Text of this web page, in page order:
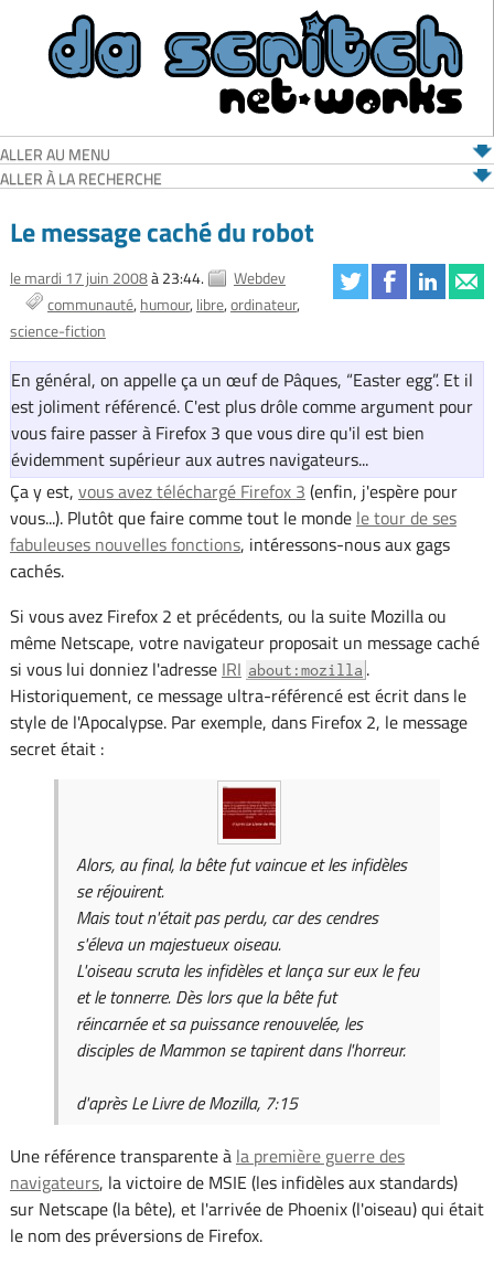
ALLER AU MENU
ALLER À LA RECHERCHE
Le message caché du robot
le mardi 17 juin 2008à 23:44.
Webdev
communauté humour libre ordinateur
science-fiction
En général, on appelle ça un œuf de Pâques, “Easter egg”. Et il
est joliment référencé. C'est plus drôle comme argument pour
vous faire passer à Firefox 3 que vous dire qu'il est bien
évidemment supérieur aux autres navigateurs...
Ça y est, vous avez téléchargé Firefox 3 (enfin, j'espère pour
vous...). Plutôt que faire comme tout le monde le tour de ses
fabuleuses nouvelles fonctions, intéressons-nous aux gags
cachés.
Si vous avez Firefox 2 et précédents, ou la suite Mozilla ou
même Netscape, votre navigateur proposait un message caché
si vous lui donniez l'adresse IRI about:mozilla .
Historiquement, ce message ultra-référencé est écrit dans le
style de l'Apocalypse. Par exemple, dans Firefox 2, le message
secret était :
Alors, au final, la bête fut vaincue et les infidèles
se réjouirent.
Mais tout n'était pas perdu, car des cendres
s'éleva un majestueux oiseau.
L'oiseau scruta les infidèles et lança sur eux le feu
et le tonnerre. Dès lors que la bête fut
réincarnée et sa puissance renouvelée, les
disciples de Mammon se tapirent dans l'horreur.
d'après Le Livre de Mozilla, 7:15
Une référence transparente à la première guerre des
navigateurs, la victoire de MSIE (les infidèles aux standards)
sur Netscape (la bête), et l'arrivée de Phoenix (l'oiseau) qui était
le nom des préversions de Firefox.